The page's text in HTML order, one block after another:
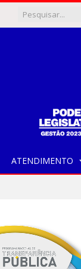
ATENDIMENTO